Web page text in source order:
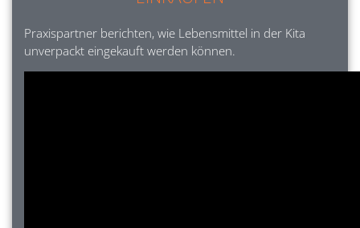
Praxispartner berichten, wie Lebensmittel in der Kita
unverpackt eingekauft werden können.